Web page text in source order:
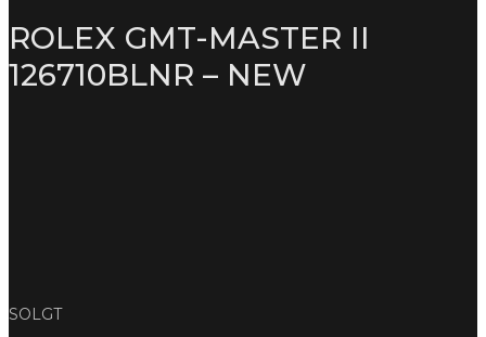
ROLEX GMT-MASTER II
126710BLNR – NEW
SOLGT